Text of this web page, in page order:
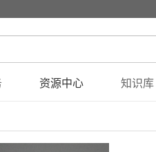
资源中心 知识库